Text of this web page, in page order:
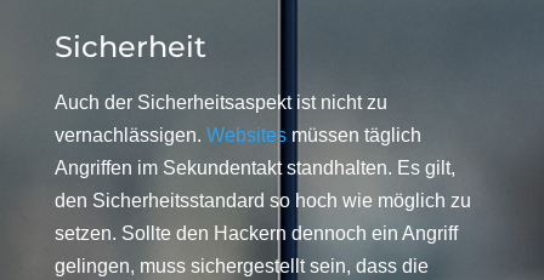
Sicherheit
Auch der Sicherheitsaspekt ist nicht zu
vernachlässigen. Websitesmüssen täglich
Angriffen im Sekundentakt standhalten. Es gilt,
den Sicherheitsstandard so hoch wie möglich zu
setzen. Sollte den Hackern dennoch ein Angriff
gelingen, muss sichergestellt sein, dass die